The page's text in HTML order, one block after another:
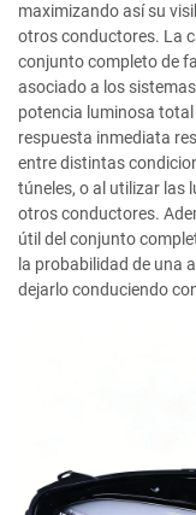
maximizando así su
otros conductores. La
conjunto completo de
asociado a los
potencia luminosa total
respuesta inmediata
entre distintas
túneles, o al utilizar las
otros conductores.
útil del conjunto
la probabilidad de una
dejarlo conduciendo